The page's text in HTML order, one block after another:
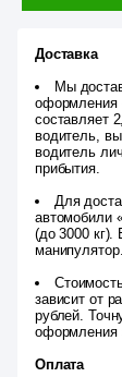
Доставка
Мы
оформления
составляет
водитель,
водитель
прибытия.
Для
автомобили
(до 3000 кг).
манипулятор.
зависит от
рублей.
оформления
Оплата